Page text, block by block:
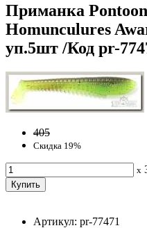
Приманка
Homunculures
уп.5шт /Код pr-
405
Скидка 19%
x
Артикул: pr-77471